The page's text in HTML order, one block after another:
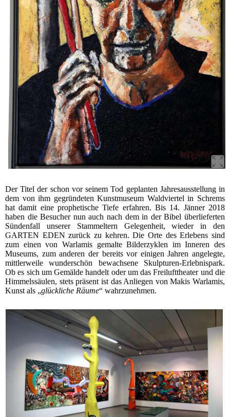
Der Titel der schon vor seinem Tod geplanten Jahresausstellung in
dem von ihm gegründeten Kunstmuseum Waldviertel in Schrems
hat damit eine prophetische Tiefe erfahren. Bis 14. Jänner 2018
haben die Besucher nun auch nach dem in der Bibel überlieferten
Sündenfall unserer Stammeltern Gelegenheit, wieder in den
GARTEN EDEN zurück zu kehren. Die Orte des Erlebens sind
zum einen von Warlamis gemalte Bilderzyklen im Inneren des
Museums, zum anderen der bereits vor einigen Jahren angelegte,
mittlerweile wunderschön bewachsene Skulpturen-Erlebnispark.
Ob es sich um Gemälde handelt oder um das Freilufttheater und die
Himmelssäulen, stets präsent ist das Anliegen von Makis Warlamis,
Kunst als „glückliche Räume“ wahrzunehmen.